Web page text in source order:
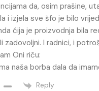
da, osim prašine,
i izjela sve šfo je bilo
ćija je proizvodnja bila
zadovoljni. I radnici, i
Oni riču:
naša borba dala da
Reply